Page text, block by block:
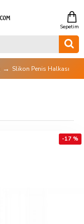
Slikon Penis Halkası
-17 %